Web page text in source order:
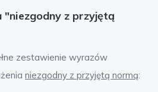
"niezgodny z przyjętą
zestawienie wyrazów
niezgodny z przyjętą normą: